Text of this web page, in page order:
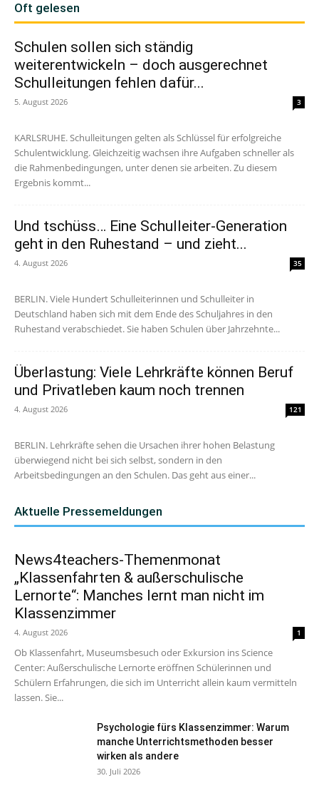
Oft gelesen
Schulen sollen sich ständig
weiterentwickeln – doch ausgerechnet
Schulleitungen fehlen dafür...
5. August 2026 3
KARLSRUHE. Schulleitungen gelten als Schlüssel für erfolgreiche
Schulentwicklung. Gleichzeitig wachsen ihre Aufgaben schneller als
die Rahmenbedingungen, unter denen sie arbeiten. Zu diesem
Ergebnis kommt...
Und tschüss… Eine Schulleiter-Generation
geht in den Ruhestand – und zieht...
4. August 2026 35
BERLIN. Viele Hundert Schulleiterinnen und Schulleiter in
Deutschland haben sich mit dem Ende des Schuljahres in den
Ruhestand verabschiedet. Sie haben Schulen über Jahrzehnte...
Überlastung: Viele Lehrkräfte können Beruf
und Privatleben kaum noch trennen
4. August 2026 121
BERLIN. Lehrkräfte sehen die Ursachen ihrer hohen Belastung
überwiegend nicht bei sich selbst, sondern in den
Arbeitsbedingungen an den Schulen. Das geht aus einer...
Aktuelle Pressemeldungen
News4teachers-Themenmonat
„Klassenfahrten & außerschulische
Lernorte“: Manches lernt man nicht im
Klassenzimmer
4. August 2026 1
Ob Klassenfahrt, Museumsbesuch oder Exkursion ins Science
Center: Außerschulische Lernorte eröffnen Schülerinnen und
Schülern Erfahrungen, die sich im Unterricht allein kaum vermitteln
lassen. Sie...
Psychologie fürs Klassenzimmer: Warum
manche Unterrichtsmethoden besser
wirken als andere
30. Juli 2026